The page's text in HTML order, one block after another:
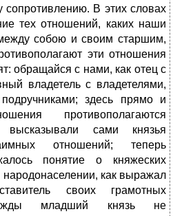
сопротивлению. В этих словах
тех отношений, каких наши
собою и своим старшим,
эти отношения
обращайся с нами, как отец с
владетель с владетелями,
здесь прямо и
противополагаются
высказывали сами князья
отношений; теперь
понятие о княжеских
как выражал
своих грамотных
младший князь не